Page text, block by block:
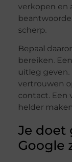
verkopen en
scherp.
Bepaal
bereiken.
uitleg
vertrouwen
contact. Een
helder
Je doet
Google